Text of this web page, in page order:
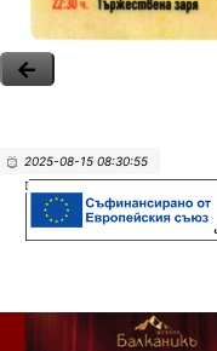
2025-08-15 08:30:55